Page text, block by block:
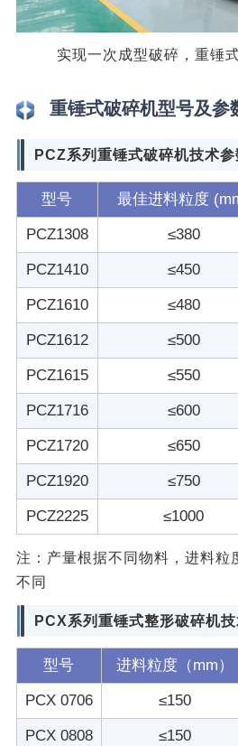
实现一次成型破碎，重锤
重锤式破碎机型号及参
PCZ系列重锤式破碎机技术参
型号 最佳进料粒度
PCZ1308 ≤380
PCZ1410 ≤450
PCZ1610 ≤480
PCZ1612 ≤500
PCZ1615 ≤550
PCZ1716 ≤600
PCZ1720 ≤650
PCZ1920 ≤750
PCZ2225 ≤1000
注：产量根据不同物料，进料粒
不同
PCX系列重锤式整形破碎机
型号 进料粒度（mm）
PCX 0706 ≤150
PCX 0808 ≤150